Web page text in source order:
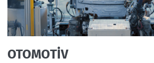
OTOMOTİV